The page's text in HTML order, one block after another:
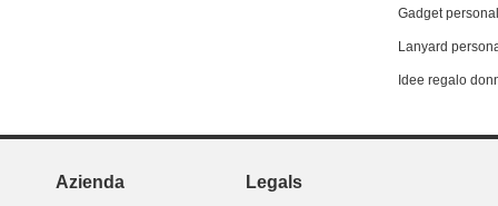
Gadget
Lanyard
Idee regalo
Azienda Legals